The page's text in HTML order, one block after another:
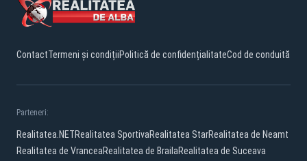
ContactTermeni și condițiiPolitică de confidențialitateCod de conduită
Parteneri:
Realitatea.NETRealitatea SportivaRealitatea StarRealitatea de Neamt
Realitatea de VranceaRealitatea de BrailaRealitatea de Suceava